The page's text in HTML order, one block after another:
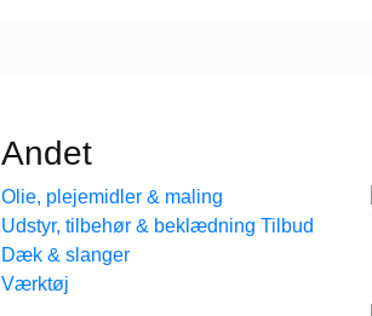
Andet
Olie, plejemidler & maling
Udstyr, tilbehør & beklædning
Dæk & slanger
Værktøj